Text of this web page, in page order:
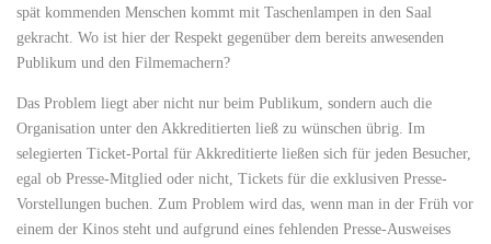
spät kommenden Menschen kommt mit Taschenlampen in den Saal
gekracht. Wo ist hier der Respekt gegenüber dem bereits anwesenden
Publikum und den Filmemachern?
Das Problem liegt aber nicht nur beim Publikum, sondern auch die
Organisation unter den Akkreditierten ließ zu wünschen übrig. Im
selegierten Ticket-Portal für Akkreditierte ließen sich für jeden Besucher,
egal ob Presse-Mitglied oder nicht, Tickets für die exklusiven Presse-
Vorstellungen buchen. Zum Problem wird das, wenn man in der Früh vor
einem der Kinos steht und aufgrund eines fehlenden Presse-Ausweises